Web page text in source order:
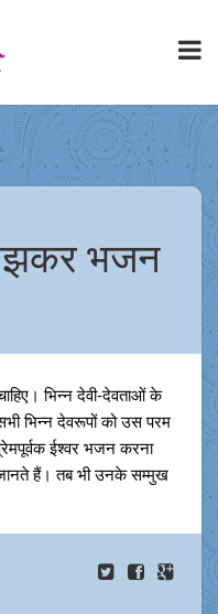
भजन
भिन्न देवी-देवताओं के
भिन्न देवरूपों को उस परम
ईश्वर भजन करना
हैं। तब भी उनके सम्मुख